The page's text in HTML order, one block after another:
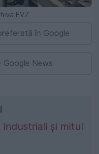
EVZ
în Google
Google News
și mitul